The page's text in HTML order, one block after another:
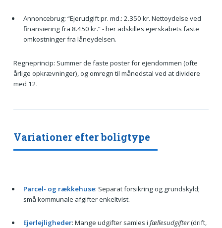
Annoncebrug: “Ejerudgift pr. md.: 2.350 kr. Nettoydelse ved
finansiering fra 8.450 kr.” - her adskilles ejerskabets faste
omkostninger fra låneydelsen.
Regneprincip: Summer de faste poster for ejendommen (ofte
årlige opkrævninger), og omregn til månedstal ved at dividere
med 12.
Variationer efter boligtype
Parcel- og rækkehuse: Separat forsikring og grundskyld;
små kommunale afgifter enkeltvist.
Ejerlejligheder: Mange udgifter samles i fællesudgifter(drift,